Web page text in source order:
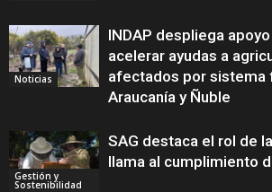
Noticias
INDAP despliega
acelerar ayudas a
afectados por sistema
Araucanía y Ñuble
Gestión y
Sostenibilidad
SAG destaca el rol de
llama al cumplimiento